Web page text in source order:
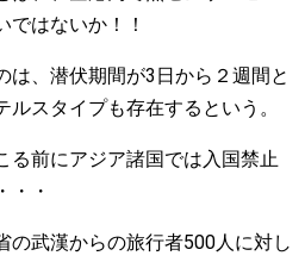
ではないか！！
は、潜伏期間が3日から２週間と
スタイプも存在するという。
る前にアジア諸国では入国禁止
・・
の武漢からの旅行者500人に対し